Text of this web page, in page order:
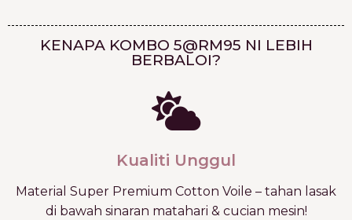
KENAPA KOMBO 5@RM95 NI LEBIH
BERBALOI?
Kualiti Unggul
Material Super Premium Cotton Voile – tahan lasak
di bawah sinaran matahari & cucian mesin!